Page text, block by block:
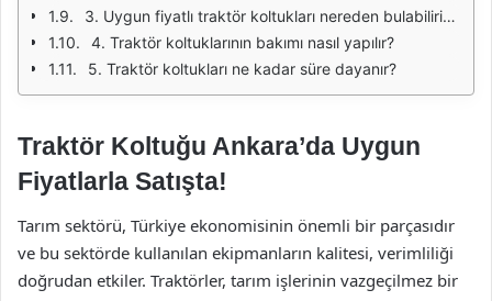
3. Uygun fiyatlı traktör koltukları nereden bulabilirim?
4. Traktör koltuklarının bakımı nasıl yapılır?
5. Traktör koltukları ne kadar süre dayanır?
Traktör Koltuğu Ankara’da Uygun
Fiyatlarla Satışta!
Tarım sektörü, Türkiye ekonomisinin önemli bir parçasıdır
ve bu sektörde kullanılan ekipmanların kalitesi, verimliliği
doğrudan etkiler. Traktörler, tarım işlerinin vazgeçilmez bir